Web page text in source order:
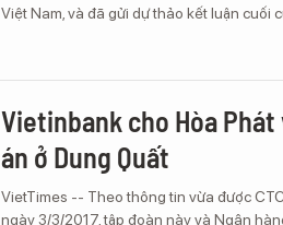
Việt Nam, và đã gửi dự thảo kết luận cuối
Vietinbank cho Hòa
án ở Dung Quất
VietTimes -- Theo thông tin vừa được
ngày 3/3/2017, tập đoàn này và Ngân